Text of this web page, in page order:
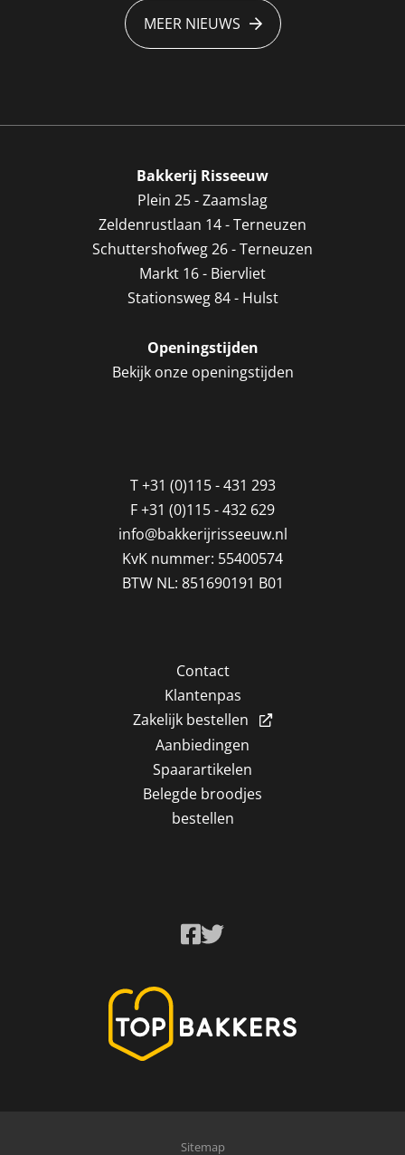
MEER NIEUWS
Bakkerij Risseeuw
Plein 25 - Zaamslag
Zeldenrustlaan 14 - Terneuzen
Schuttershofweg 26 - Terneuzen
Markt 16 - Biervliet
Stationsweg 84 - Hulst
Openingstijden
Bekijk onze openingstijden
T+31 (0)115 - 431 293
F+31 (0)115 - 432 629
info@bakkerijrisseeuw.nl
KvK nummer: 55400574
BTW NL: 851690191 B01
Contact
Klantenpas
Zakelijk bestellen
Aanbiedingen
Spaarartikelen
Belegde broodjes
bestellen
Sitemap